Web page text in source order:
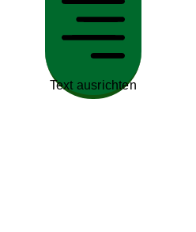
Text ausrichten